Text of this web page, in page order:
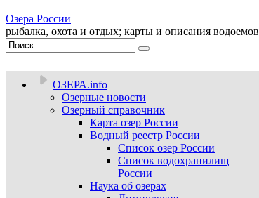
Озера России
рыбалка, охота и отдых; карты и описания водоемов
ОЗЕРА.info
Озерные новости
Озерный справочник
Карта озер России
Водный реестр России
Список озер России
Список водохранилищ
России
Наука об озерах